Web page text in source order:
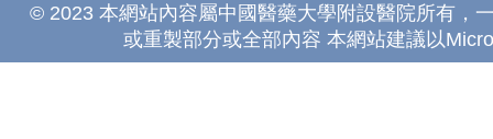
© 2023 本網站內容屬中國醫藥大學附設醫院所有，
或重製部分或全部內容 本網站建議以